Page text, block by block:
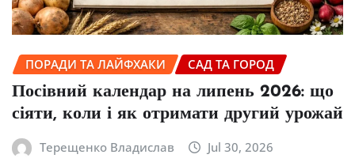
ПОРАДИ ТА ЛАЙФХАКИ САД ТА ГОРОД
Посівний календар на липень 2026: що
сіяти, коли і як отримати другий урожай
Терещенко Владислав Jul 30, 2026